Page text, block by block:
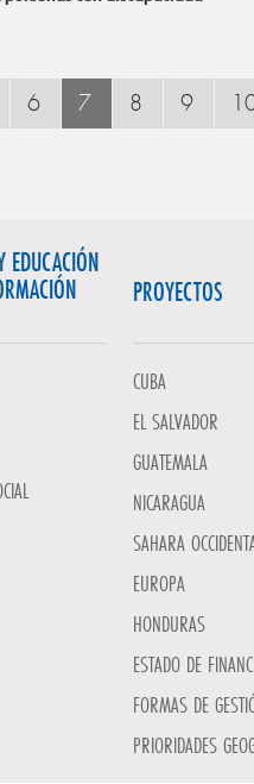
6 7 8 9
EDUCACIÓN
PROYECTOS
CUBA
EL SALVADOR
GUATEMALA
NICARAGUA
SAHARA
EUROPA
HONDURAS
ESTADO DE
FORMAS DE
PRIORIDADES